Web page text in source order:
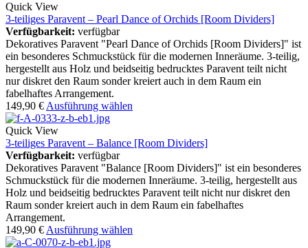
Quick View
3-teiliges Paravent – Pearl Dance of Orchids [Room Dividers]
Verfügbarkeit: verfügbar
Dekoratives Paravent "Pearl Dance of Orchids [Room Dividers]" ist
ein besonderes Schmuckstück für die modernen Inneräume. 3-teilig,
hergestellt aus Holz und beidseitig bedrucktes Paravent teilt nicht
nur diskret den Raum sonder kreiert auch in dem Raum ein
fabelhaftes Arrangement.
149,90 € Ausführung wählen
Quick View
3-teiliges Paravent – Balance [Room Dividers]
Verfügbarkeit: verfügbar
Dekoratives Paravent "Balance [Room Dividers]" ist ein besonderes
Schmuckstück für die modernen Inneräume. 3-teilig, hergestellt aus
Holz und beidseitig bedrucktes Paravent teilt nicht nur diskret den
Raum sonder kreiert auch in dem Raum ein fabelhaftes
Arrangement.
149,90 € Ausführung wählen